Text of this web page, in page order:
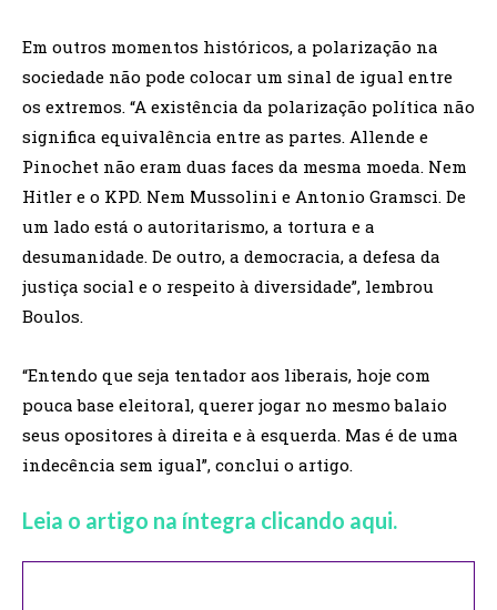
Em outros momentos históricos, a polarização na
sociedade não pode colocar um sinal de igual entre
os extremos. “A existência da polarização política não
significa equivalência entre as partes. Allende e
Pinochet não eram duas faces da mesma moeda. Nem
Hitler e o KPD. Nem Mussolini e Antonio Gramsci. De
um lado está o autoritarismo, a tortura e a
desumanidade. De outro, a democracia, a defesa da
justiça social e o respeito à diversidade”, lembrou
Boulos.
“Entendo que seja tentador aos liberais, hoje com
pouca base eleitoral, querer jogar no mesmo balaio
seus opositores à direita e à esquerda. Mas é de uma
indecência sem igual”, conclui o artigo.
Leia o artigo na íntegra clicando aqui.